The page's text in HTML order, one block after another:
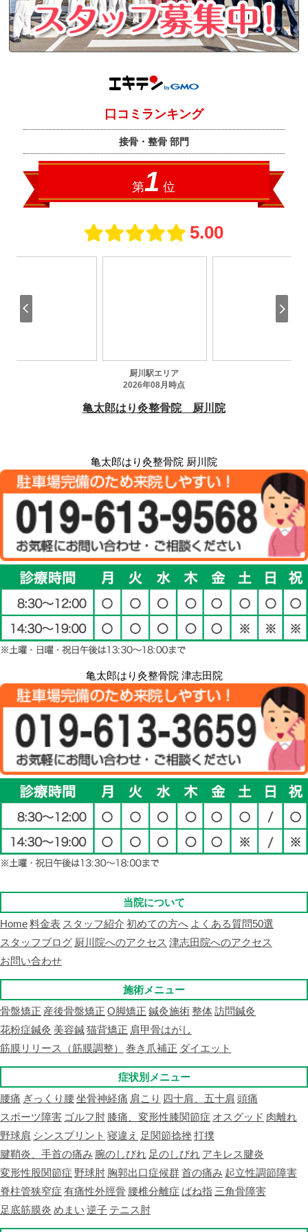
亀太郎はり灸整骨院 厨川院
亀太郎はり灸整骨院 津志田院
当院について
Home料金表 スタッフ紹介 初めての方へ よくある質問50選
スタッフブログ 厨川院へのアクセス 津志田院へのアクセス
お問い合わせ
施術メニュー
骨盤矯正 産後骨盤矯正 O脚矯正 鍼灸施術整体訪問鍼灸
花粉症鍼灸 美容鍼猫背矯正 肩甲骨はがし
筋膜リリース（筋膜調整）
巻き爪補正 ダイエット
症状別メニュー
腰痛 ぎっくり腰坐骨神経痛 肩こり 四十肩、五十肩 頭痛
スポーツ障害 ゴルフ肘 膝痛、変形性膝関節症 オスグッド 肉離れ
野球肩 シンスプリント 寝違え 足関節捻挫打撲
腱鞘炎、手首の痛み 腕のしびれ 足のしびれ アキレス腱炎
変形性股関節症 野球肘 胸郭出口症候群首の痛み 起立性調節障害
脊柱管狭窄症 有痛性外脛骨 腰椎分離症 ばね指 三角骨障害
足底筋膜炎 めまい 逆子 テニス肘